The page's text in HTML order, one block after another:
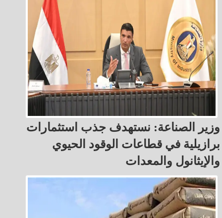
وزير الصناعة: نستهدف جذب استثمارات
برازيلية في قطاعات الوقود الحيوي
والإيثانول والمعدات